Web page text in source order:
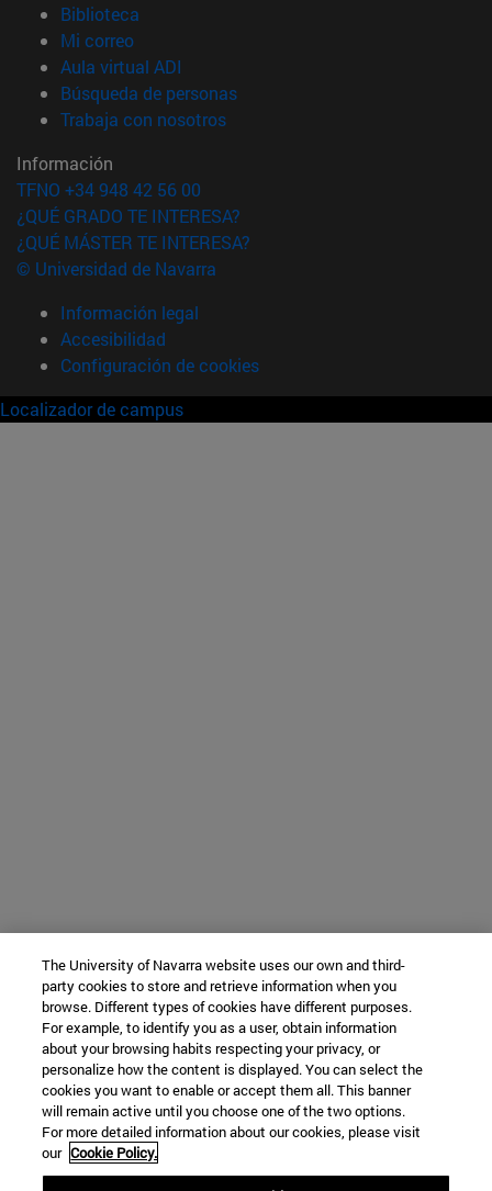
Biblioteca
Mi correo(abre en nueva ventana)
Aula virtual ADI
Búsqueda de personas(abre en nueva ventana)
Trabaja con nosotros(abre en nueva ventana)
Información
TFNO +34 948 42 56 00
¿QUÉ GRADO TE INTERESA?
¿QUÉ MÁSTER TE INTERESA?
© Universidad de Navarra
Información legal
Accesibilidad
Configuración de cookies
Localizador de campus
The University of Navarra website uses our own and third-
party cookies to store and retrieve information when you
browse. Different types of cookies have different purposes.
For example, to identify you as a user, obtain information
about your browsing habits respecting your privacy, or
personalize how the content is displayed. You can select the
cookies you want to enable or accept them all. This banner
will remain active until you choose one of the two options.
For more detailed information about our cookies, please visit
our Cookie Policy.